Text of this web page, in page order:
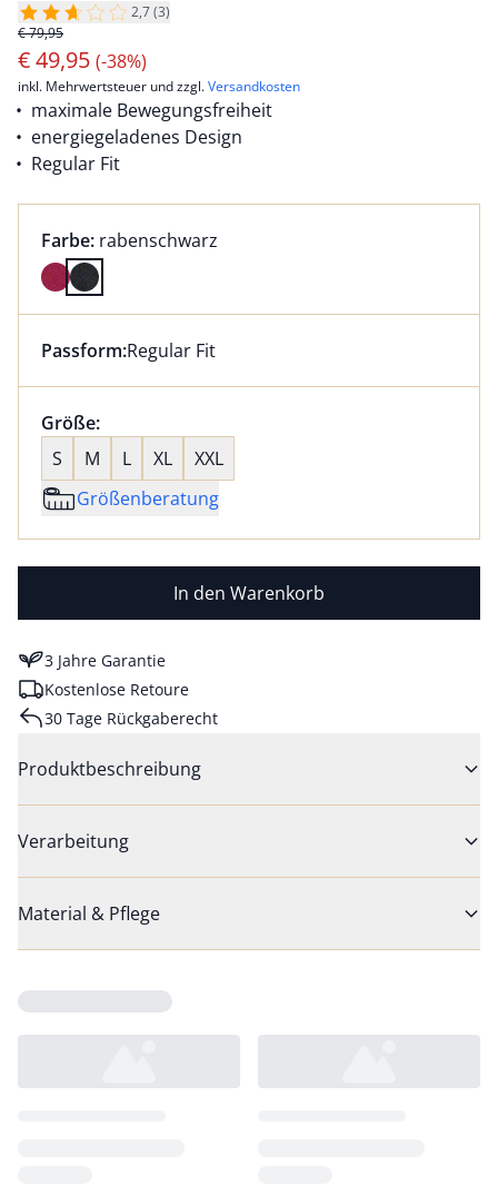
2,7 (3)
€ 79,95
€49,95 (-38%)
inkl. Mehrwertsteuer und zzgl.Versandkosten
maximale Bewegungsfreiheit
energiegeladenes Design
Regular Fit
Farbauswahl:
Farbe: aktuell ausgewählt:
rabenschwarz
Farbe rabenschwarz ausgewählt
Dieser Artikel hat die Passform Regular Fit. für
Passform:Regular Fit
Größenauswahl:
Größe:nichts ausgewählt
S
M L XL
XXL
Größenberatung
In den Warenkorb
3 Jahre Garantie
Kostenlose Retoure
30 Tage Rückgaberecht
Produktbeschreibung
Verarbeitung
Material & Pflege